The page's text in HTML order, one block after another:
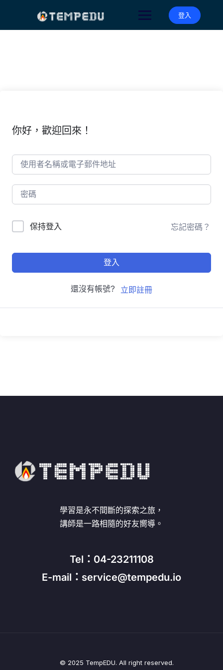
登入
你好，歡迎回來！
保持登入 忘記密碼？
登入
還沒有帳號? 立即註冊
學習是永不間斷的探索之旅，
講師是一路相隨的好友嚮導。
Tel：04-23211108
E-mail：service@tempedu.io
© 2025 TempEDU. All right reserved.